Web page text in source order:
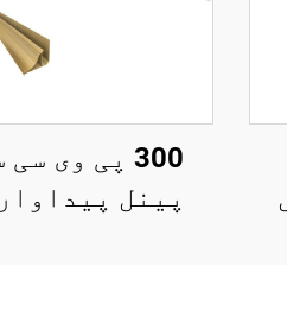
300 پی وی
پینل